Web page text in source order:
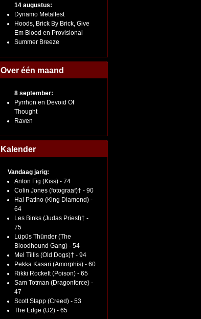
14 augustus:
Dynamo Metalfest
Hoods, Brick By Brick, Give
Em Blood en Provisional
Summer Breeze
Over één maand
8 september:
Pyrrhon en Devoid Of
Thought
Raven
Kalender
Vandaag jarig:
Anton Fig (Kiss) - 74
Colin Jones (fotograaf)† - 90
Hal Patino (King Diamond) -
64
Les Binks (Judas Priest)† -
75
Lüpüs Thünder (The
Bloodhound Gang) - 54
Mel Tillis (Old Dogs)† - 94
Pekka Kasari (Amorphis) - 60
Rikki Rockett (Poison) - 65
Sam Totman (Dragonforce) -
47
Scott Stapp (Creed) - 53
The Edge (U2) - 65